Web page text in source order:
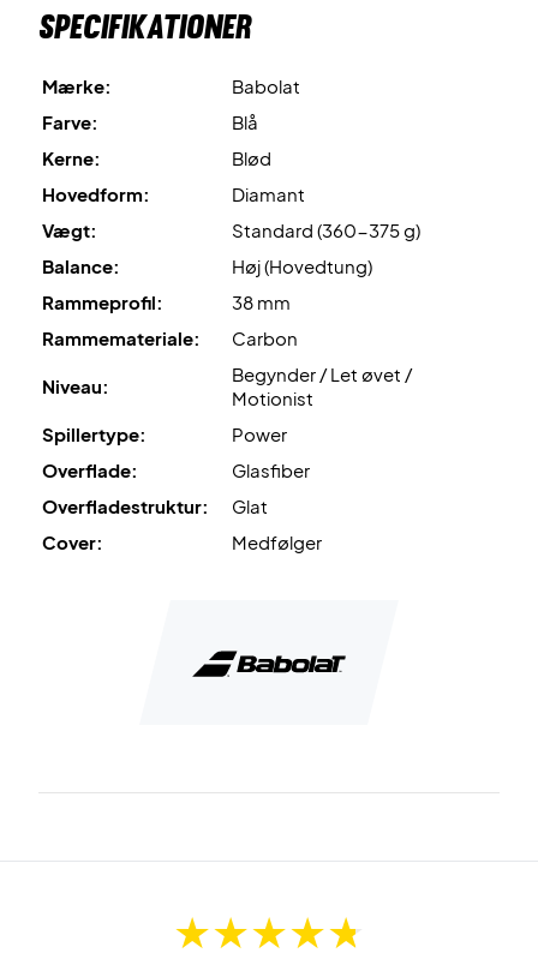
Specifikationer
Mærke:
Babolat
Farve:
Blå
Kerne:
Blød
Hovedform:
Diamant
Vægt:
Standard (360-375 g)
Balance:
Høj (Hovedtung)
Rammeprofil:
38 mm
Rammemateriale:
Carbon
Niveau:
Begynder / Let øvet /
Motionist
Spillertype:
Power
Overflade:
Glasfiber
Overfladestruktur:
Glat
Cover:
Medfølger